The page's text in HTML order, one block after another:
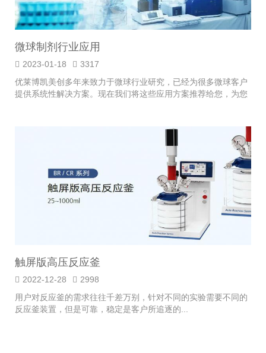
微球制剂行业应用
2023-01-18
3317
优莱博凯美创多年来致力于微球行业研究，已经为很多微球客户
提供系统性解决方案。现在我们将这些应用方案推荐给您，为您
触屏版高压反应釜
2022-12-28
2998
用户对反应釜的需求往往千差万别，针对不同的实验需要不同的
反应釜装置，但是可靠，稳定是客户所追逐的...